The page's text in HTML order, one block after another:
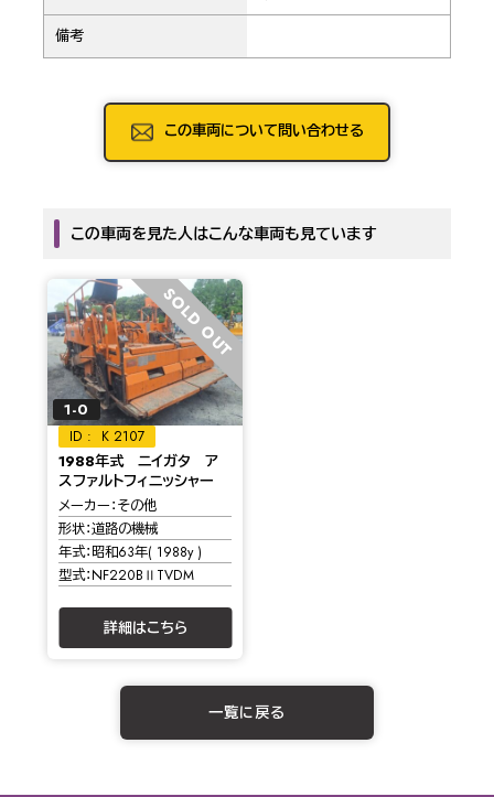
備考
この車両について問い合わせる
この車両を見た人はこんな車両も見ています
SOLD OUT
1-0
K 2107
1988年式 ニイガタ ア
スファルトフィニッシャー
メーカー その他
形状 道路の機械
年式 昭和63年( 1988y )
型式 NF220BⅡTVDM
詳細はこちら
一覧に戻る